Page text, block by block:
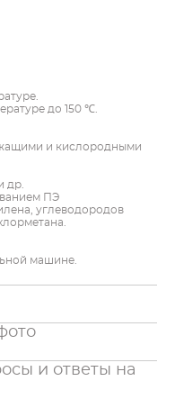
до 150 ℃.
и кислородными
др.
ПЭ
углеводородов
машине.
и ответы на